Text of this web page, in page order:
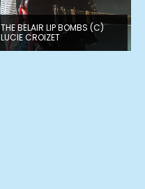
THE BELAIR LIP BOMBS (C)
LUCIE CROIZET